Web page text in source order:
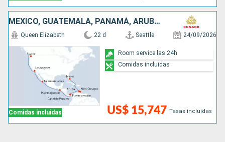
MÉXICO, GUATEMALA, PANAMÁ, ARUBA, ESTADOS UNIDOS
Comidas incluidas
Queen Elizabeth 22 d Seattle 24/09/2026
US$ 15,747 Tasas incluidas
Room service las 24h
Comidas incluidas